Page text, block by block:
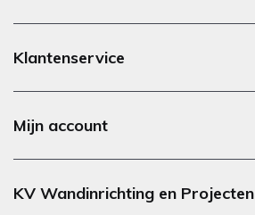
Klantenservice
Mijn account
KV Wandinrichting en Projecten